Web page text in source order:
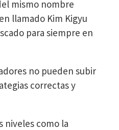
mismo nombre
llamado Kim Kigyu
para siempre en
no pueden subir
correctas y
niveles como la